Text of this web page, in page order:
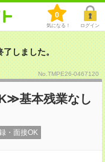
0
気になる！ ログイン
しました。
No.TMPE26-0467120
基本残業なし
・面接OK